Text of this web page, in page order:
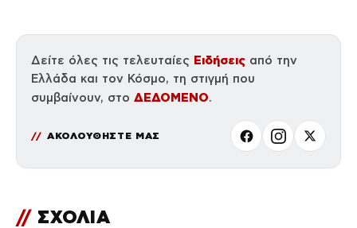
Δείτε όλες τις τελευταίες Ειδήσεις από την
Ελλάδα και τον Κόσμο, τη στιγμή που
συμβαίνουν, στο ΔΕΔΟΜΕΝΟ.
ΑΚΟΛΟΥΘΗΣΤΕ ΜΑΣ
// ΣΧΟΛΙΑ